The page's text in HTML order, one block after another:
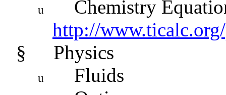
u
Chemistry
http://
§
Physics
u Fluids